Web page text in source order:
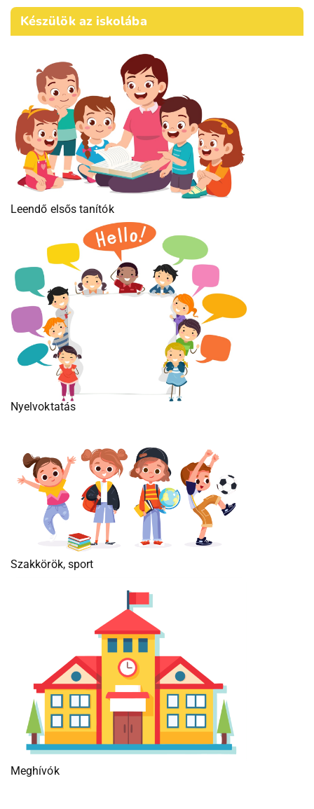
Készülök az iskolába
Leendő elsős tanítók
Nyelvoktatás
Szakkörök, sport
Meghívók